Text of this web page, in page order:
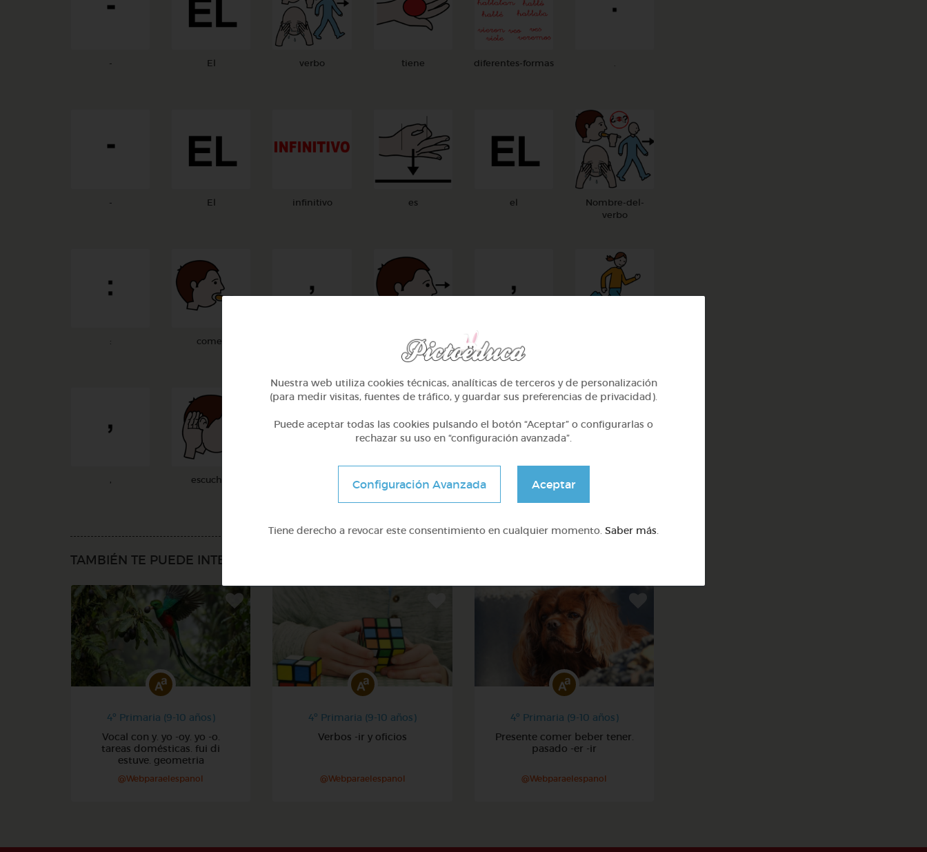
- El verbo tiene diferentes-formas .
- El infinitivo es el
Nombre-del-
verbo
: comer ver
, escuchar ...
TAMBIÉN TE PUEDE INTERESAR
4º Primaria (9-10 años)
Vocal con y. yo -oy. yo -o.
tareas domésticas. fui di
estuve. geometria
@Webparaelespanol
4º Primaria (9-10 años)
Verbos -ir y oficios
@Webparaelespanol
4º Primaria (9-10 años)
Presente comer beber tener.
pasado -er -ir
@Webparaelespanol
Nuestra web utiliza cookies técnicas, analíticas de terceros y de personalización
(para medir visitas, fuentes de tráfico, y guardar sus preferencias de privacidad).
Puede aceptar todas las cookies pulsando el botón “Aceptar” o configurarlas o
rechazar su uso en “configuración avanzada”.
Configuración Avanzada Aceptar
Tiene derecho a revocar este consentimiento en cualquier momento. Saber más.